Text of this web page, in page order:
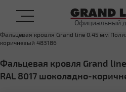
Официальный
ФАЛЬЦЕВАЯ КРОВЛЯ
Фальцевая кровля Grand line 0.45 мм
коричневый 483186
Фальцевая кровля Grand
RAL 8017 шоколадно-